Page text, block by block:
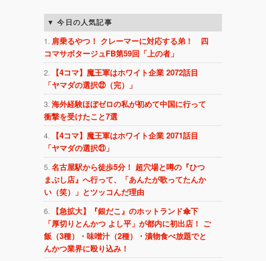
今日の人気記事
肩乗るやつ！ クレーマーに対応する弟！ 四
コマサボタージュFB第59回「上の者」
【4コマ】魔王軍はホワイト企業 2072話目
「ヤマダの選択㉒（完）」
海外経験ほぼゼロの私が初めて中国に行って
衝撃を受けたこと7選
【4コマ】魔王軍はホワイト企業 2071話目
「ヤマダの選択㉑」
名古屋駅から徒歩5分！ 超穴場と噂の『ひつ
まぶし店』へ行って、「あんたが歌ってたんか
い（笑）」とツッコんだ理由
【急拡大】『銀だこ』のホットランド傘下
「厚切りとんかつ よし平」が都内に初出店！ ご
飯（3種）・味噌汁（2種）・漬物食べ放題でと
んかつ業界に殴り込み！